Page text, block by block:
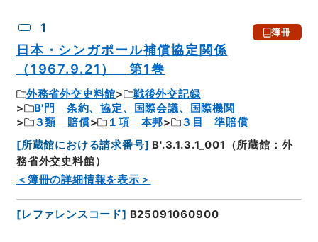
1 簿冊
日本・シンガポール補償協定関係
（1967.9.21） 第1巻
外務省外交史料館
戦後外交記録
B'門 条約、協定、国際会議、国際機関
３類 賠償
１項 本邦
３目 準賠償
[所蔵館における請求番号] B'.3.1.3.1_001（所蔵館：外
務省外交史料館）
＜簿冊の詳細情報を表示＞
[レファレンスコード] B25091060900